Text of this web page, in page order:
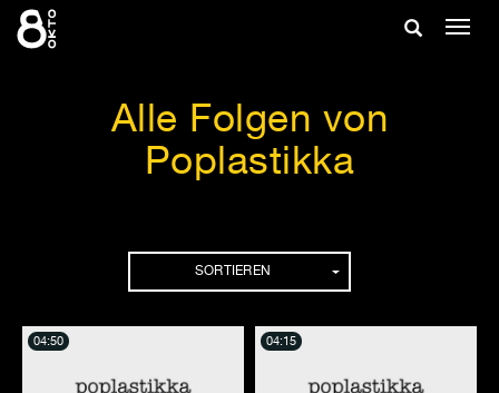
Zum
Inhalt
Suche
Alle Folgen von
Poplastikka
SORTIEREN
04:50 04:15